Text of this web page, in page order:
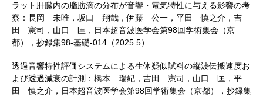
ラット肝臓内の脂肪滴の分布が音響・電気特性に与える影響の考
察：長岡 未唯，坂口 翔哉，伊藤 公一，平田 慎之介，吉
田 憲司，山口 匡，日本超音波医学会第98回学術集会（京
都），抄録集98-基礎-014（2025.5）
透過音響特性評価システムによる生体疑似試料の縦波伝搬速度お
よび透過減衰の計測：橋本 瑞紀，吉田 憲司，山口 匡，平
田 慎之介，日本超音波医学会第98回学術集会（京都），抄録集